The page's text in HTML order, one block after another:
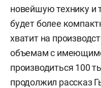
новейшую технику и
будет более
хватит на
объемам с
производиться 100
продолжил рассказ